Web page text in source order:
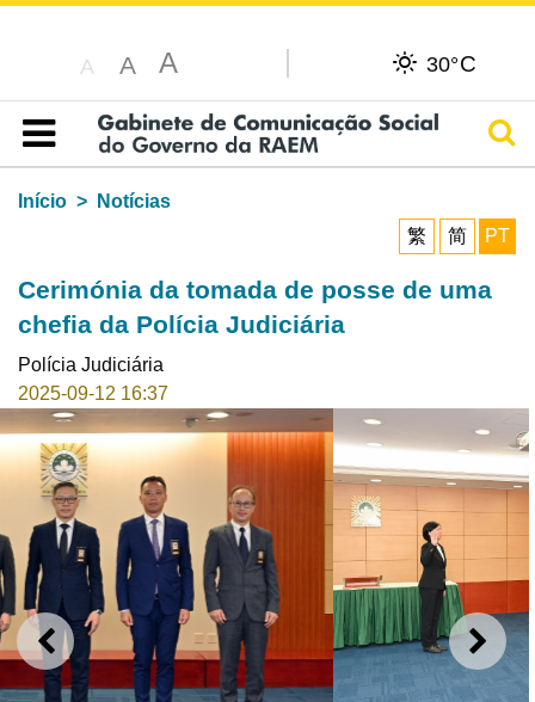
A A A 30°C
Índice
Início
Notícias
繁
简 PT
Cerimónia da tomada de posse de uma
chefia da Polícia Judiciária
Polícia Judiciária
2025-09-12 16:37
ANTERIOR